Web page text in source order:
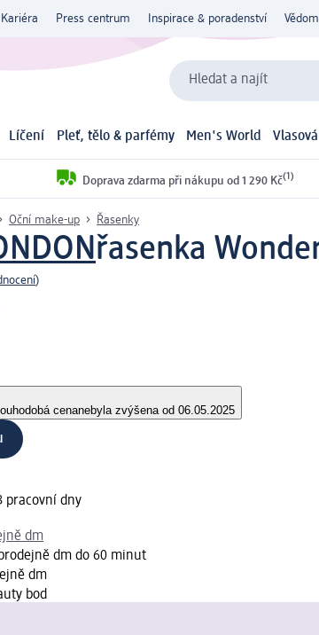
Kariéra Press centrum Inspirace & poradenství
Hledat a najít
Líčení Pleť, tělo & parfémy Men's World
Doprava zdarma při nákupu od 1 290 Kč(1)
Oční make-up Řasenky
řasenka
)
cenanebyla zvýšena od 06.05.2025
pracovní dny
dm
dm do 60 minut
dm
bod